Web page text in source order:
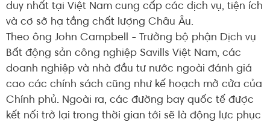
duy nhất tại Việt Nam cung cấp các dịch vụ, tiện ích
và cơ sở hạ tầng chất lượng Châu Âu.
Theo ông John Campbell - Trưởng bộ phận Dịch vụ
Bất động sản công nghiệp Savills Việt Nam, các
doanh nghiệp và nhà đầu tư nước ngoài đánh giá
cao các chính sách cũng như kế hoạch mở cửa của
Chính phủ. Ngoài ra, các đường bay quốc tế được
kết nối trở lại trong thời gian tới sẽ là động lực phục